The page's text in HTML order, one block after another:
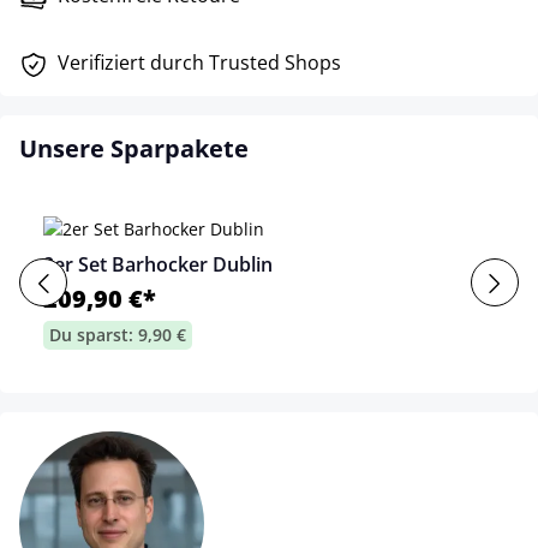
Verifiziert durch Trusted Shops
Unsere Sparpakete
2er Set Barhocker Dublin
209,90 €*
Du sparst: 9,90 €